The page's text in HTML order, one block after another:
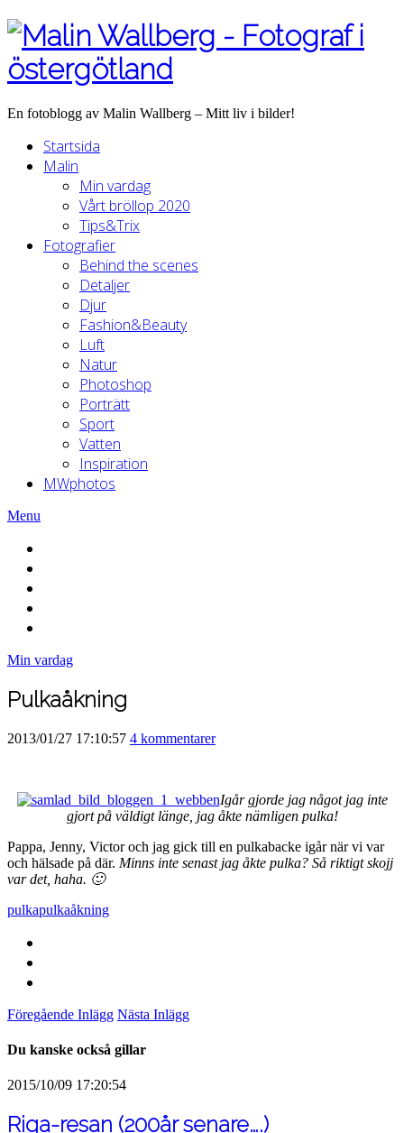
En fotoblogg av Malin Wallberg – Mitt liv i bilder!
Startsida
Malin
Min vardag
Vårt bröllop 2020
Tips&Trix
Fotografier
Behind the scenes
Detaljer
Djur
Fashion&Beauty
Luft
Natur
Photoshop
Porträtt
Sport
Vatten
Inspiration
MWphotos
Menu
Min vardag
Pulkaåkning
2013/01/27 17:10:57 4 kommentarer
Igår gjorde jag något jag inte
gjort på väldigt länge, jag åkte nämligen pulka!
Pappa, Jenny, Victor och jag gick till en pulkabacke igår när vi var
och hälsade på där. Minns inte senast jag åkte pulka? Så riktigt skojj
var det, haha. 🙂
pulkapulkaåkning
Föregående Inlägg Nästa Inlägg
Du kanske också gillar
2015/10/09 17:20:54
Riga-resan (200år senare….)